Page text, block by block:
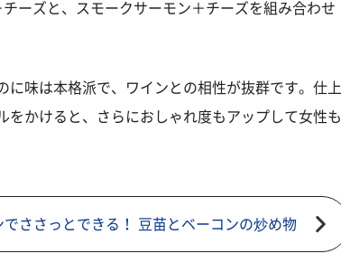
ーズと、スモークサーモン＋チーズを組み合わせ
に味は本格派で、ワインとの相性が抜群です。仕上
をかけると、さらにおしゃれ度もアップして女性も
でささっとできる！ 豆苗とベーコンの炒め物